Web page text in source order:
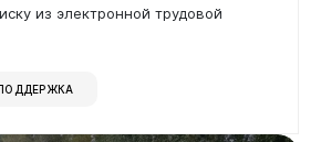
из электронной трудовой